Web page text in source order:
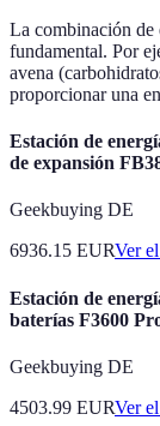
La combinación de
fundamental. Por
avena
proporcionar una
Estación de
de expansión
Geekbuying DE
6936.15 EURVer
Estación de
baterías F3600
Geekbuying DE
4503.99 EURVer